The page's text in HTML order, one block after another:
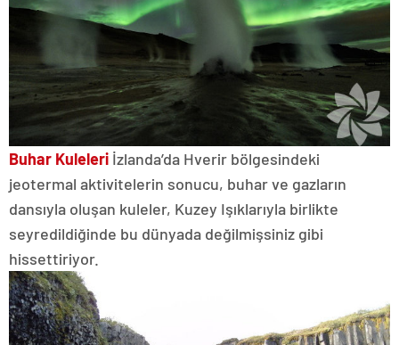
Buhar Kuleleri İzlanda’da Hverir bölgesindeki
jeotermal aktivitelerin sonucu, buhar ve gazların
dansıyla oluşan kuleler, Kuzey Işıklarıyla birlikte
seyredildiğinde bu dünyada değilmişsiniz gibi
hissettiriyor.